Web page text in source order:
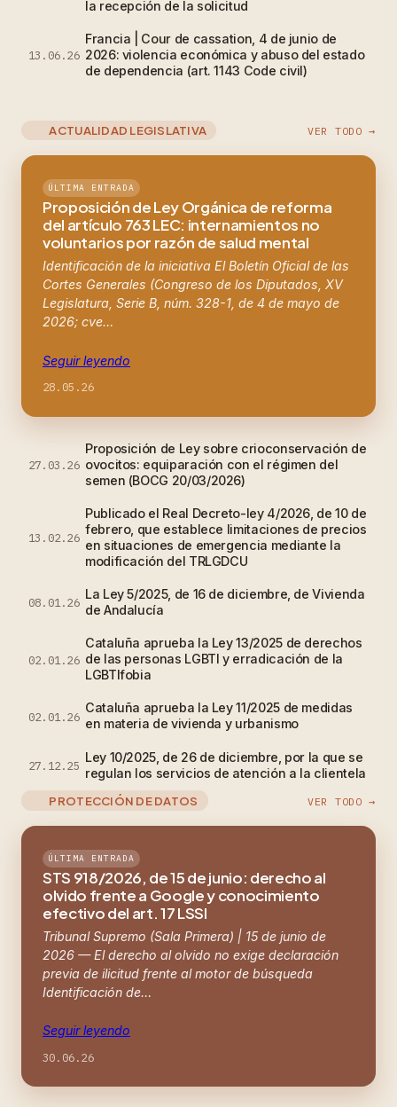
la recepción de la solicitud
13.06.26
Francia | Cour de cassation, 4 de junio de
2026: violencia económica y abuso del estado
de dependencia (art. 1143 Code civil)
ACTUALIDAD LEGISLATIVA VER TODO →
ÚLTIMA ENTRADA
Proposición de Ley Orgánica de reforma
del artículo 763 LEC: internamientos no
voluntarios por razón de salud mental
Identificación de la iniciativa El Boletín Oficial de las
Cortes Generales (Congreso de los Diputados, XV
Legislatura, Serie B, núm. 328-1, de 4 de mayo de
2026; cve…
Seguir leyendo
28.05.26
27.03.26
Proposición de Ley sobre crioconservación de
ovocitos: equiparación con el régimen del
semen (BOCG 20/03/2026)
13.02.26
Publicado el Real Decreto-ley 4/2026, de 10 de
febrero, que establece limitaciones de precios
en situaciones de emergencia mediante la
modificación del TRLGDCU
08.01.26
La Ley 5/2025, de 16 de diciembre, de Vivienda
de Andalucía
02.01.26
Cataluña aprueba la Ley 13/2025 de derechos
de las personas LGBTI y erradicación de la
LGBTIfobia
02.01.26
Cataluña aprueba la Ley 11/2025 de medidas
en materia de vivienda y urbanismo
27.12.25
Ley 10/2025, de 26 de diciembre, por la que se
regulan los servicios de atención a la clientela
PROTECCIÓN DE DATOS
VER TODO →
ÚLTIMA ENTRADA
STS 918/2026, de 15 de junio: derecho al
olvido frente a Google y conocimiento
efectivo del art. 17 LSSI
Tribunal Supremo (Sala Primera) | 15 de junio de
2026 — El derecho al olvido no exige declaración
previa de ilicitud frente al motor de búsqueda
Identificación de…
Seguir leyendo
30.06.26